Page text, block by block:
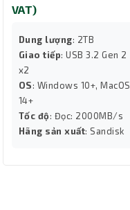
VAT)
Dung lượng: 2TB
Giao tiếp: USB 3.2 Gen 2
x2
OS: Windows 10+, MacOS
14+
Tốc độ: Đọc: 2000MB/s
Hãng sản xuất: Sandisk